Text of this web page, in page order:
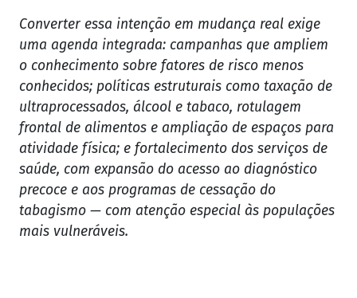
Converter essa intenção em mudança real exige
uma agenda integrada: campanhas que ampliem
o conhecimento sobre fatores de risco menos
conhecidos; políticas estruturais como taxação de
ultraprocessados, álcool e tabaco, rotulagem
frontal de alimentos e ampliação de espaços para
atividade física; e fortalecimento dos serviços de
saúde, com expansão do acesso ao diagnóstico
precoce e aos programas de cessação do
tabagismo — com atenção especial às populações
mais vulneráveis.